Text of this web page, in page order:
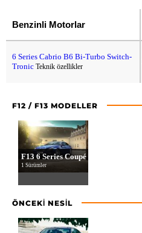
Benzinli Motorlar
6 Series Cabrio B6 Bi-Turbo Switch-
Tronic Teknik özellikler
F12 / F13 MODELLER
F13 6 Series Coupé
1 Sürümler
ÖNCEKI NESIL